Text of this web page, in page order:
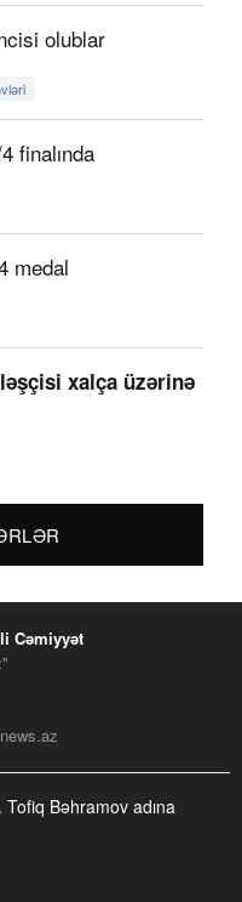
olublar
finalında
medal
xalça üzərinə
Cəmiyyət
Bəhramov adına